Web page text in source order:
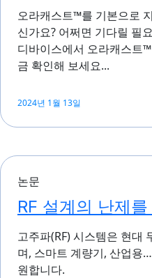
오라캐스트™를 기본으로
신가요? 어쩌면 기다릴 필
디바이스에서 오라캐스트
금 확인해 보세요...
2024년 1월 13일
논문
RF 설계의 난제
고주파(RF) 시스템은 현대
며, 스마트 계량기, 산업용
원합니다.